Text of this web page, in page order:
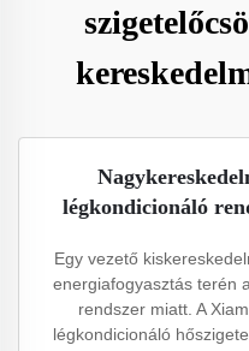
légkondicionáló
Egy vezető
energiafogyasztás terén
rendszer miatt. A
légkondicionáló